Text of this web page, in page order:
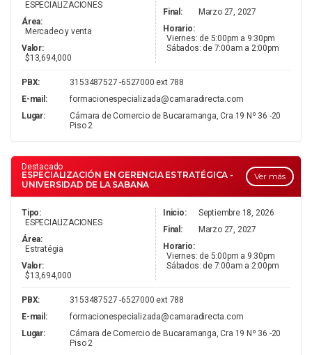
ESPECIALIZACIONES
Área:
Mercadeo y venta
Valor:
$13,694,000
Final:
Marzo 27, 2027
Horario:
Viernes: de 5:00pm a 9:30pm
Sábados: de 7:00am a 2:00pm
PBX:
3153487527 -6527000 ext 788
E-mail:
formacionespecializada@camaradirecta.com
Lugar:
Cámara de Comercio de Bucaramanga, Cra 19 Nº 36 -20
Piso 2
Ver más
Destacado
ESPECIALIZACIÓN EN GERENCIA ESTRATÉGICA -
UNIVERSIDAD DE LA SABANA
Tipo:
ESPECIALIZACIONES
Área:
Estratégia
Valor:
$13,694,000
Inicio:
Septiembre 18, 2026
Final:
Marzo 27, 2027
Horario:
Viernes: de 5:00pm a 9:30pm
Sábados: de 7:00am a 2:00pm
PBX:
3153487527 -6527000 ext 788
E-mail:
formacionespecializada@camaradirecta.com
Lugar:
Cámara de Comercio de Bucaramanga, Cra 19 Nº 36 -20
Piso 2